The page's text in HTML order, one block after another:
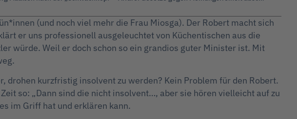
(und noch viel mehr die Frau Miosga). Der Robert macht sich
er uns professionell ausgeleuchtet von Küchentischen aus die
würde. Weil er doch schon so ein grandios guter Minister ist. Mit
kurzfristig insolvent zu werden? Kein Problem für den Robert.
so: „Dann sind die nicht insolvent…, aber sie hören vielleicht auf zu
im Griff hat und erklären kann.